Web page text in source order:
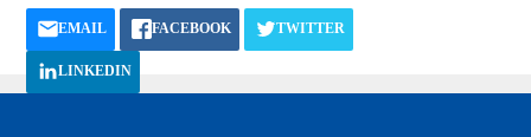
EMAIL FACEBOOK TWITTER
LINKEDIN